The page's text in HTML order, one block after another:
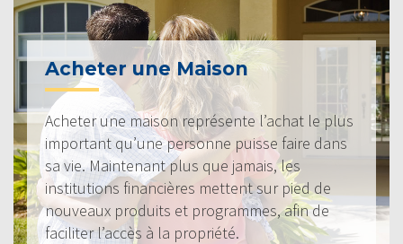
Acheter une Maison
Acheter une maison représente l’achat le plus
important qu’une personne puisse faire dans
sa vie. Maintenant plus que jamais, les
institutions financières mettent sur pied de
nouveaux produits et programmes, afin de
faciliter l’accès à la propriété.